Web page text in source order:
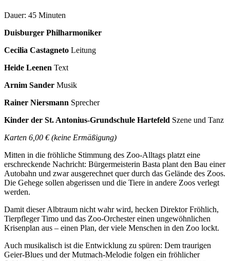
Dauer: 45 Minuten
Duisburger Philharmoniker
Cecilia Castagneto Leitung
Heide Leenen Text
Arnim Sander Musik
Rainer Niersmann Sprecher
Kinder der St. Antonius-Grundschule Hartefeld Szene und Tanz
Karten 6,00 € (keine Ermäßigung)
Mitten in die fröhliche Stimmung des Zoo-Alltags platzt eine
erschreckende Nachricht: Bürgermeisterin Basta plant den Bau einer
Autobahn und zwar ausgerechnet quer durch das Gelände des Zoos.
Die Gehege sollen abgerissen und die Tiere in andere Zoos verlegt
werden.
Damit dieser Albtraum nicht wahr wird, hecken Direktor Fröhlich,
Tierpfleger Timo und das Zoo-Orchester einen ungewöhnlichen
Krisenplan aus – einen Plan, der viele Menschen in den Zoo lockt.
Auch musikalisch ist die Entwicklung zu spüren: Dem traurigen
Geier-Blues und der Mutmach-Melodie folgen ein fröhlicher